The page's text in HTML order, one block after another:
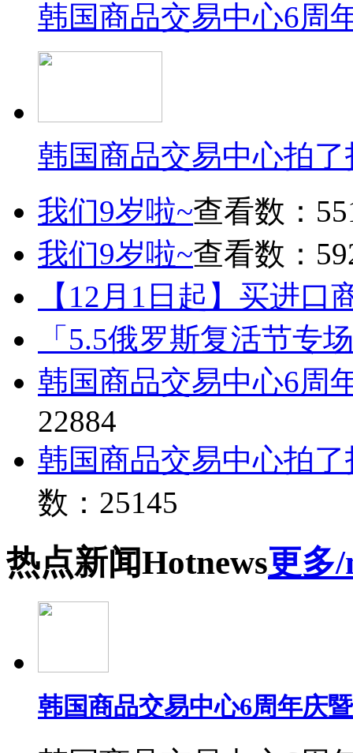
韩国商品交易中心6周
韩国商品交易中心拍
我们9岁啦~查看数：
我们9岁啦~查看数：
【12月1日起】买进口
「5.5俄罗斯复活节专
韩国商品交易中心6周
22884
韩国商品交易中心拍
数：25145
热点新闻Hotnews更多
韩国商品交易中心6周年庆